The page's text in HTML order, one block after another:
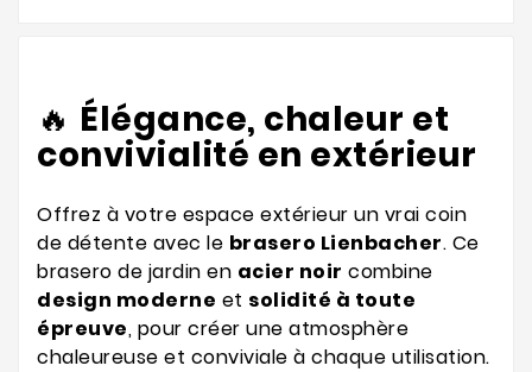
🔥 Élégance, chaleur et
convivialité en extérieur
Offrez à votre espace extérieur un vrai coin
de détente avec le brasero Lienbacher. Ce
brasero de jardin en acier noir combine
design moderne et solidité à toute
épreuve, pour créer une atmosphère
chaleureuse et conviviale à chaque utilisation.